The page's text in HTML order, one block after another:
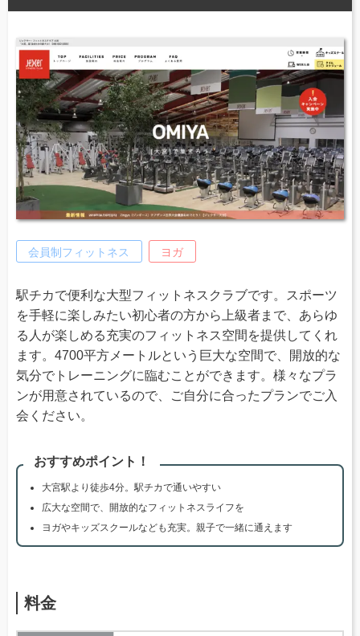
会員制フィットネス ヨガ
駅チカで便利な大型フィットネスクラブです。スポーツ
を手軽に楽しみたい初心者の方から上級者まで、あらゆ
る人が楽しめる充実のフィットネス空間を提供してくれ
ます。4700平方メートルという巨大な空間で、開放的な
気分でトレーニングに臨むことができます。様々なプラ
ンが用意されているので、ご自分に合ったプランでご入
会ください。
おすすめポイント！
大宮駅より徒歩4分。駅チカで通いやすい
広大な空間で、開放的なフィットネスライフを
ヨガやキッズスクールなども充実。親子で一緒に通えます
料金